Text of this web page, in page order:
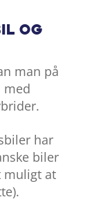
og
man på
med
har
biler
muligt at